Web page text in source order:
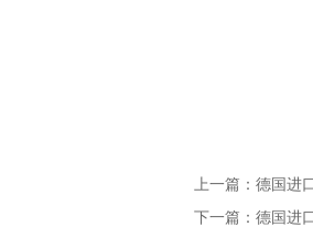
上一篇： 德国进
下一篇： 德国进